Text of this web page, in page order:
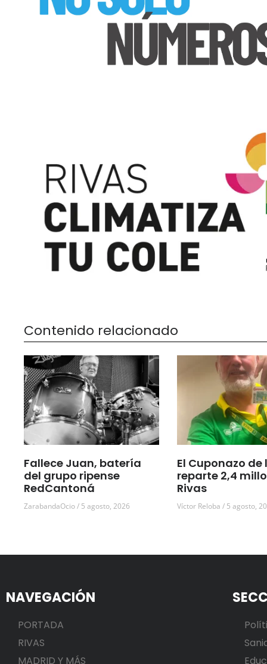
Contenido relacionado
Fallece Juan, batería
del grupo ripense
RedCantoná
ZarabandaOcio 5 agosto, 2026
El Cuponazo de
reparte 2,4
Rivas
Víctor Reloba 5 agosto,
NAVEGACIÓN
PORTADA
RIVAS
MADRID Y MÁS